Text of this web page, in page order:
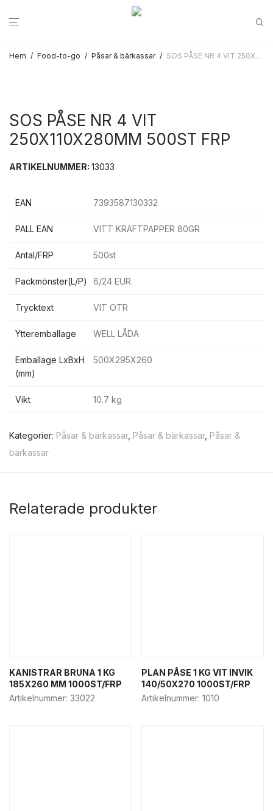
Hem / Food-to-go / Påsar & bärkassar / SOS PÅSE NR 4 VIT 250X110X280MM 500ST FRP
SOS PÅSE NR 4 VIT
250X110X280MM 500ST FRP
ARTIKELNUMMER: 13033
EAN 7393587130332
PALL EAN VITT KRAFTPAPPER 80GR
Antal/FRP 500st
Packmönster(L/P) 6/24 EUR
Trycktext VIT OTR
Ytteremballage WELL LÅDA
Emballage LxBxH
(mm)
500X295X260
Vikt 10.7 kg
Kategorier: Påsar & bärkassar, Påsar & bärkassar, Påsar &
bärkassar
Relaterade produkter
KANISTRAR BRUNA 1 KG
185X260 MM 1000ST/FRP
Artikelnummer: 33022
PLAN PÅSE 1 KG VIT INVIK
140/50X270 1000ST/FRP
Artikelnummer: 1010